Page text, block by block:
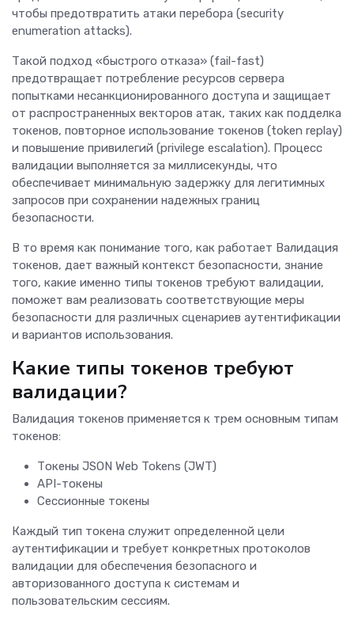
чтобы предотвратить атаки перебора (security
enumeration attacks).
Такой подход «быстрого отказа» (fail-fast)
предотвращает потребление ресурсов сервера
попытками несанкционированного доступа и защищает
от распространенных векторов атак, таких как подделка
токенов, повторное использование токенов (token replay)
и повышение привилегий (privilege escalation). Процесс
валидации выполняется за миллисекунды, что
обеспечивает минимальную задержку для легитимных
запросов при сохранении надежных границ
безопасности.
В то время как понимание того, как работает Валидация
токенов, дает важный контекст безопасности, знание
того, какие именно типы токенов требуют валидации,
поможет вам реализовать соответствующие меры
безопасности для различных сценариев аутентификации
и вариантов использования.
Какие типы токенов требуют
валидации?
Валидация токенов применяется к трем основным типам
токенов:
Токены JSON Web Tokens (JWT)
API-токены
Сессионные токены
Каждый тип токена служит определенной цели
аутентификации и требует конкретных протоколов
валидации для обеспечения безопасного и
авторизованного доступа к системам и
пользовательским сессиям.